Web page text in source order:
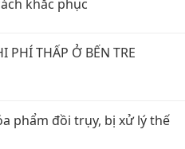
khắc phục
PHÍ THẤP Ở BẾN TRE
phẩm đồi trụy, bị xử lý thế